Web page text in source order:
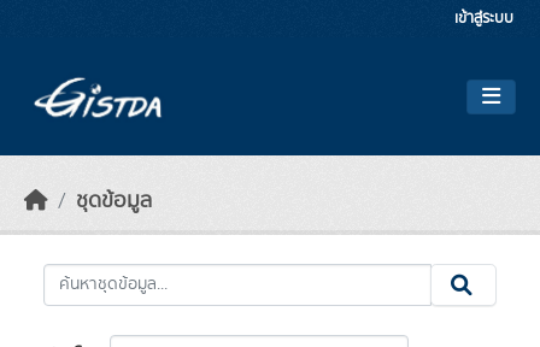
เข้าสู่ระบบ
ชุดข้อมูล